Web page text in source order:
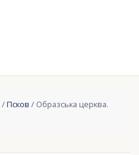
/Псков / Образська церква.